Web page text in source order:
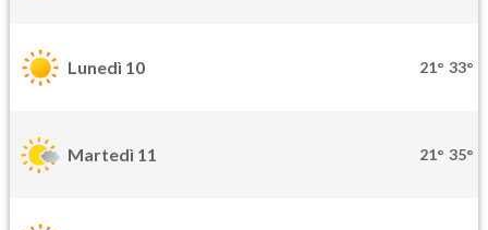
Lunedì 10 21° 33°
Martedì 11 21° 35°